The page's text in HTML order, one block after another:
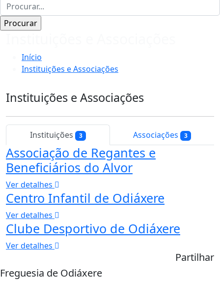
Início
Instituições e Associações
Instituições e Associações
Instituições 3 Associações 3
Associação de Regantes e
Beneficiários do Alvor
Ver detalhes
Centro Infantil de Odiáxere
Ver detalhes
Clube Desportivo de Odiáxere
Ver detalhes
Partilhar
Freguesia de Odiáxere